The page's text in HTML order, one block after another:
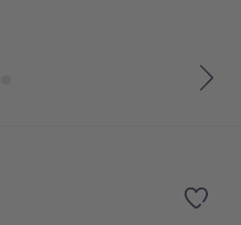
Zur